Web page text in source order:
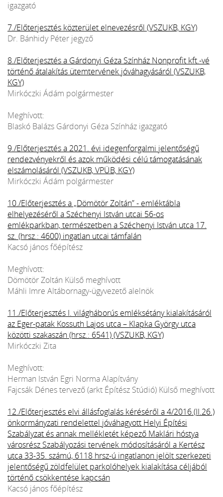
igazgató
7./Előterjesztés közterület elnevezésről (VSZUKB, KGY)
Dr. Bánhidy Péter jegyző
8./Előterjesztés a Gárdonyi Géza Színház Nonprofit kft.-vé
történő átalakítás ütemtervének jóváhagyásáról (VSZUKB,
KGY)
Mirkóczki Ádám polgármester
Meghívott:
Blaskó Balázs Gárdonyi Géza Színház igazgató
9./Előterjesztés a 2021. évi idegenforgalmi jelentőségű
rendezvényekről és azok működési célú támogatásának
elszámolásáról (VSZUKB, VPÜB, KGY)
Mirkóczki Ádám polgármester
10./Előterjesztés a „Dömötör Zoltán” - emléktábla
elhelyezéséről a Széchenyi István utcai 56-os
emlékparkban, természetben a Széchenyi István utca 17.
sz. (hrsz.: 4600) ingatlan utcai támfalán
Kacsó jános főépítész
Meghívott:
Dömötör Zoltán Külső meghívott
Máhli Imre Altábornagy-ügyvezető alelnök
11./Előterjesztés I. világháborús emléksétány kialakításáról
az Eger-patak Kossuth Lajos utca – Klapka György utca
közötti szakaszán (hrsz.: 6541) (VSZUKB, KGY)
Mirkóczki Zita
Meghívott:
Herman István Egri Norma Alapítvány
Fajcsák Dénes tervező (arkt Építész Stúdió) Külső meghívott
12./Előterjesztés elvi állásfoglalás kéréséről a 4/2016.(II.26.)
önkormányzati rendelettel jóváhagyott Helyi Építési
Szabályzat és annak mellékletét képező Maklári hóstya
városrész Szabályozási tervének módosításáról a Kertész
utca 33-35. számú, 6118 hrsz-ú ingatlanon jelölt szerkezeti
jelentőségű zöldfelület parkolóhelyek kialakítása céljából
történő csökkentése kapcsán
Kacsó jános főépítész